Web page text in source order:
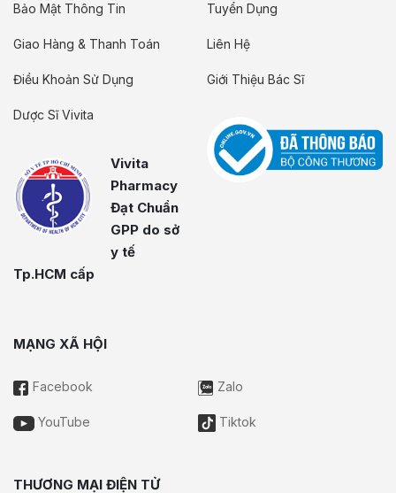
Bảo Mật Thông Tin
Giao Hàng & Thanh Toán
Điều Khoản Sử Dụng
Dược Sĩ Vivita
Vivita
Pharmacy
Đạt Chuẩn
GPP do sở
y tế
Tp.HCM cấp
Tuyển Dụng
Liên Hệ
Giới Thiệu Bác Sĩ
MẠNG XÃ HỘI
Facebook Zalo
YouTube Tiktok
THƯƠNG MẠI ĐIỆN TỬ